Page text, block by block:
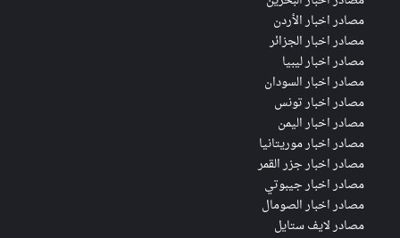
مصادر اخبار الأردن
مصادر اخبار الجزائر
مصادر اخبار ليبيا
مصادر اخبار السودان
مصادر اخبار تونس
مصادر اخبار اليمن
مصادر اخبار موريتانيا
مصادر اخبار جزر القمر
مصادر اخبار جيبوتي
مصادر اخبار الصومال
مصادر لايف ستايل